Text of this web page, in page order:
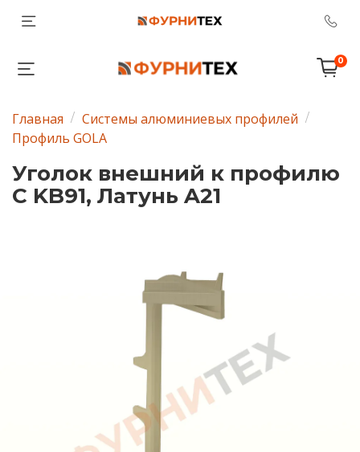
0
Главная
Системы алюминиевых профилей
Профиль GOLA
Уголок внешний к профилю
C KB91, Латунь A21